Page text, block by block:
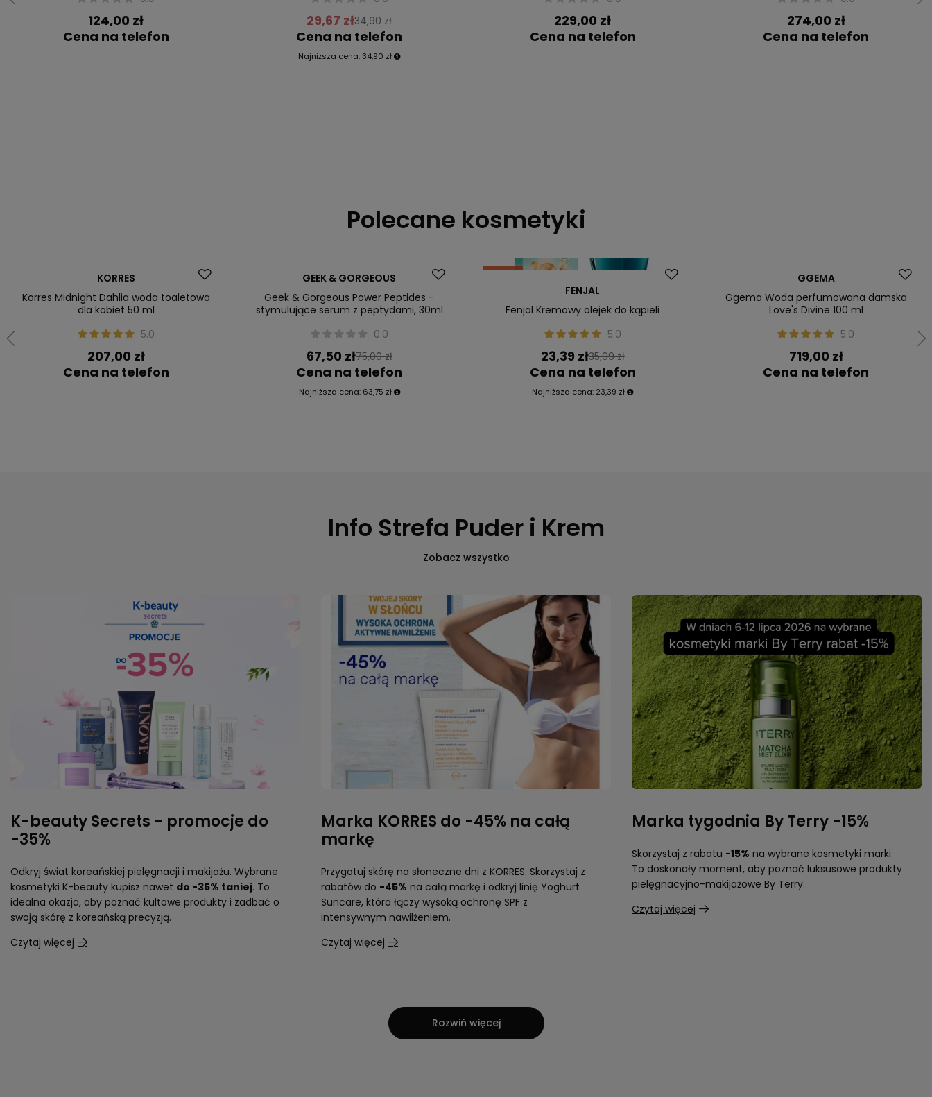
124,00 zł
Cena na telefon
29,67 zł34,90 zł
Cena na telefon
Najniższa cena: 34,90 zł
229,00 zł
Cena na telefon
274,00 zł
Cena na telefon
Polecane kosmetyki
KORRES
Korres Midnight Dahlia woda toaletowa
dla kobiet 50 ml
5.0
207,00 zł
Cena na telefon
GEEK & GORGEOUS
Geek & Gorgeous Power Peptides -
stymulujące serum z peptydami, 30ml
0.0
67,50 zł75,00 zł
Cena na telefon
Najniższa cena: 63,75 zł
Okazja
FENJAL
Fenjal Kremowy olejek do kąpieli
5.0
23,39 zł35,99 zł
Cena na telefon
Najniższa cena: 23,39 zł
GGEMA
Ggema Woda perfumowana damska
Love's Divine 100 ml
5.0
719,00 zł
Cena na telefon
Info Strefa Puder i Krem
Zobacz wszystko
K-beauty Secrets - promocje do
-35%
Odkryj świat koreańskiej pielęgnacji i makijażu. Wybrane
kosmetyki K-beauty kupisz nawet do -35% taniej. To
idealna okazja, aby poznać kultowe produkty i zadbać o
swoją skórę z koreańską precyzją.
Czytaj więcej
Marka KORRES do -45% na całą
markę
Przygotuj skórę na słoneczne dni z KORRES. Skorzystaj z
rabatów do -45% na całą markę i odkryj linię Yoghurt
Suncare, która łączy wysoką ochronę SPF z
intensywnym nawilżeniem.
Czytaj więcej
Marka tygodnia By Terry -15%
Skorzystaj z rabatu -15% na wybrane kosmetyki marki.
To doskonały moment, aby poznać luksusowe produkty
pielęgnacyjno-makijażowe By Terry.
Czytaj więcej
Rozwiń więcej